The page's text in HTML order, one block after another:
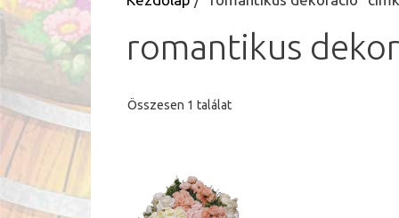
romantikus
Összesen 1 találat
terméknek